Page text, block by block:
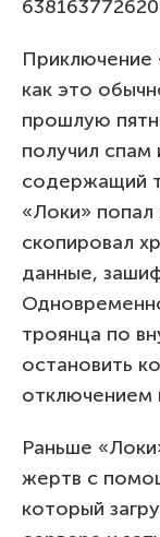
Приключение
как это
прошлую
получил
содержащий
«Локи»
скопировал
данные,
троянца по
остановить
отключением
Раньше
жертв с
который